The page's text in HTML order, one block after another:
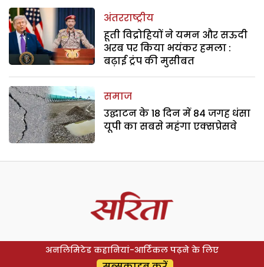
अंतरराष्ट्रीय
हूती विद्रोहियों ने यमन और सऊदी
अरब पर किया भयंकर हमला :
बढ़ाई ट्रंप की मुसीबत
समाज
उद्घाटन के 18 दिन में 84 जगह धंसा
यूपी का सबसे महंगा एक्सप्रेसवे
अनलिमिटेड कहानियां-आर्टिकल पढ़ने के लिए